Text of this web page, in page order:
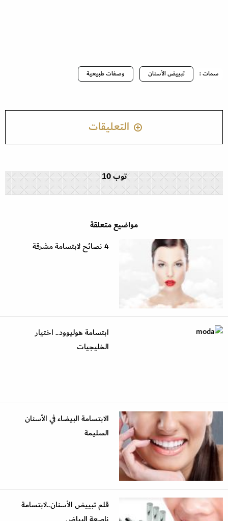
سمات : تبييض الأسنان وصفات طبيعية
التعليقات
توب 10
مواضيع متعلقة
4 نصائح لابتسامة مشرقة
ابتسامة هوليوود.. اختيار
الخليجيات
الابتسامة البيضاء في الأسنان
السليمة
قلم تبييض الأسنان..لابتسامة